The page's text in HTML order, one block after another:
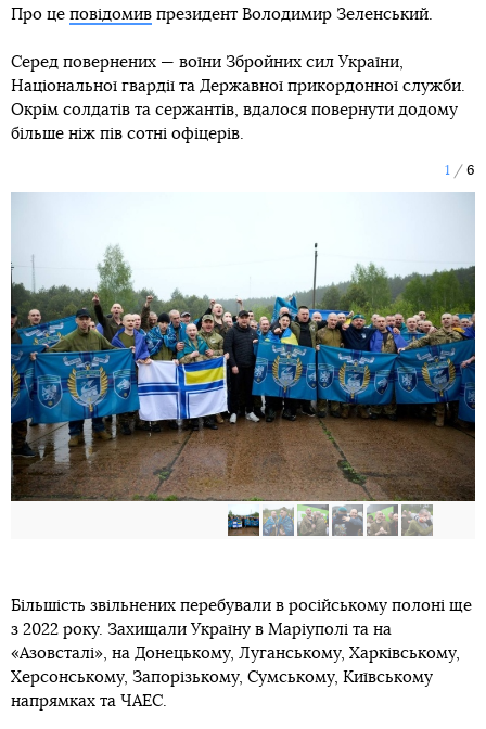
Про це повідомив президент Володимир Зеленський.
Серед повернених — воїни Збройних сил України,
Національної гвардії та Державної прикордонної служби.
Окрім солдатів та сержантів, вдалося повернути додому
більше ніж пів сотні офіцерів.
1 6
Більшість звільнених перебували в російському полоні ще
з 2022 року. Захищали Україну в Маріуполі та на
«Азовсталі», на Донецькому, Луганському, Харківському,
Херсонському, Запорізькому, Сумському, Київському
напрямках та ЧАЕС.